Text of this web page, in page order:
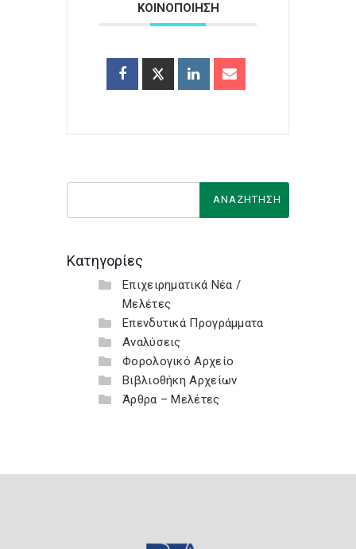
ΚΟΙΝΟΠΟΙΗΣΗ
Κατηγορίες
Επιχειρηματικά Νέα /
Μελέτες
Επενδυτικά Προγράμματα
Αναλύσεις
Φορολογικό Αρχείο
Βιβλιοθήκη Αρχείων
Άρθρα – Μελέτες